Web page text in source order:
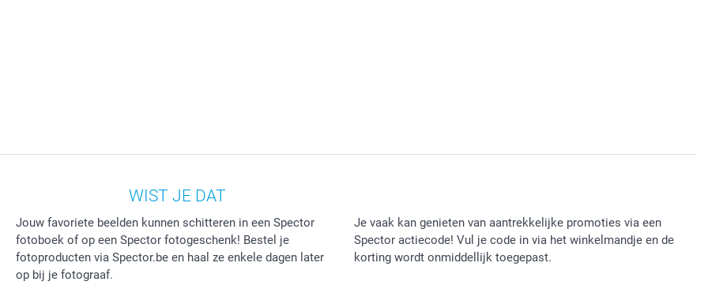
WIST JE DAT
Jouw favoriete beelden kunnen schitteren in een Spector
fotoboek of op een Spector fotogeschenk! Bestel je
fotoproducten via Spector.be en haal ze enkele dagen later
op bij je fotograaf.
Je vaak kan genieten van aantrekkelijke promoties via een
Spector actiecode! Vul je code in via het winkelmandje en de
korting wordt onmiddellijk toegepast.